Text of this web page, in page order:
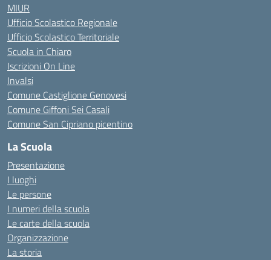
MIUR
Ufficio Scolastico Regionale
Ufficio Scolastico Territoriale
Scuola in Chiaro
Iscrizioni On Line
Invalsi
Comune Castiglione Genovesi
Comune Giffoni Sei Casali
Comune San Cipriano picentino
La Scuola
Presentazione
I luoghi
Le persone
I numeri della scuola
Le carte della scuola
Organizzazione
La storia